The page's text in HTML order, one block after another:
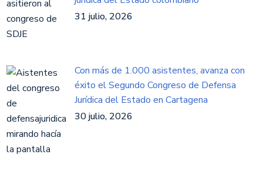
31 julio, 2026
Con más de 1.000 asistentes, avanza con
éxito el Segundo Congreso de Defensa
Jurídica del Estado en Cartagena
30 julio, 2026